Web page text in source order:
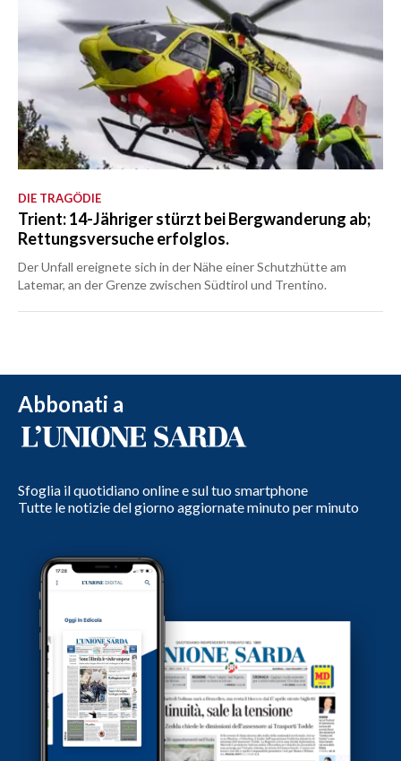
DIE TRAGÖDIE
Trient: 14-Jähriger stürzt bei Bergwanderung ab;
Rettungsversuche erfolglos.
Der Unfall ereignete sich in der Nähe einer Schutzhütte am
Latemar, an der Grenze zwischen Südtirol und Trentino.
Abbonati a
Sfoglia il quotidiano online e sul tuo smartphone
Tutte le notizie del giorno aggiornate minuto per minuto